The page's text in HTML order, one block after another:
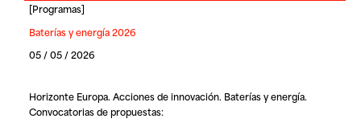
[Programas]
Baterías y energía 2026
05 / 05 / 2026
Horizonte Europa. Acciones de innovación. Baterías y energía.
Convocatorias de propuestas: